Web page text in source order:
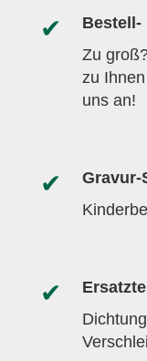
Bestell-
Zu
zu
uns an!
Gravur-